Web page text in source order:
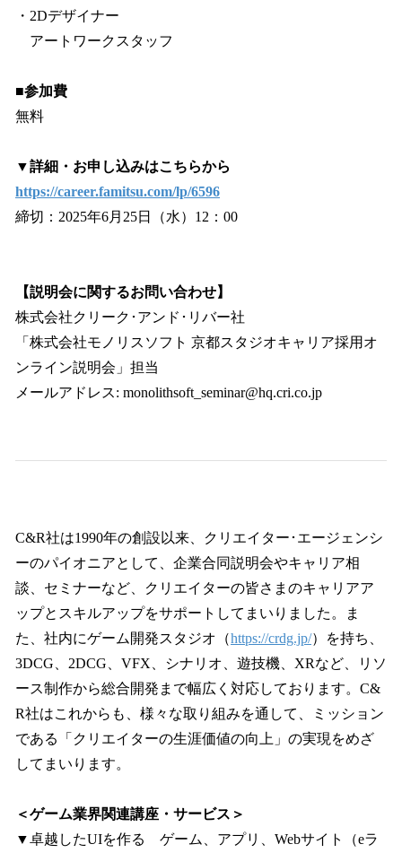
・2Dデザイナー
アートワークスタッフ
■参加費
無料
▼詳細・お申し込みはこちらから
https://career.famitsu.com/lp/6596
締切：2025年6月25日（水）12：00
【説明会に関するお問い合わせ】
株式会社クリーク･アンド･リバー社
「株式会社モノリスソフト 京都スタジオキャリア採用オ
ンライン説明会」担当
メールアドレス: monolithsoft_seminar@hq.cri.co.jp
C&R社は1990年の創設以来、クリエイター･エージェンシ
ーのパイオニアとして、企業合同説明会やキャリア相
談、セミナーなど、クリエイターの皆さまのキャリアア
ップとスキルアップをサポートしてまいりました。ま
た、社内にゲーム開発スタジオ（https://crdg.jp/）を持ち、
3DCG、2DCG、VFX、シナリオ、遊技機、XRなど、リソ
ース制作から総合開発まで幅広く対応しております。C&
R社はこれからも、様々な取り組みを通して、ミッション
である「クリエイターの生涯価値の向上」の実現をめざ
してまいります。
＜ゲーム業界関連講座・サービス＞
▼卓越したUIを作る ゲーム、アプリ、Webサイト（eラ